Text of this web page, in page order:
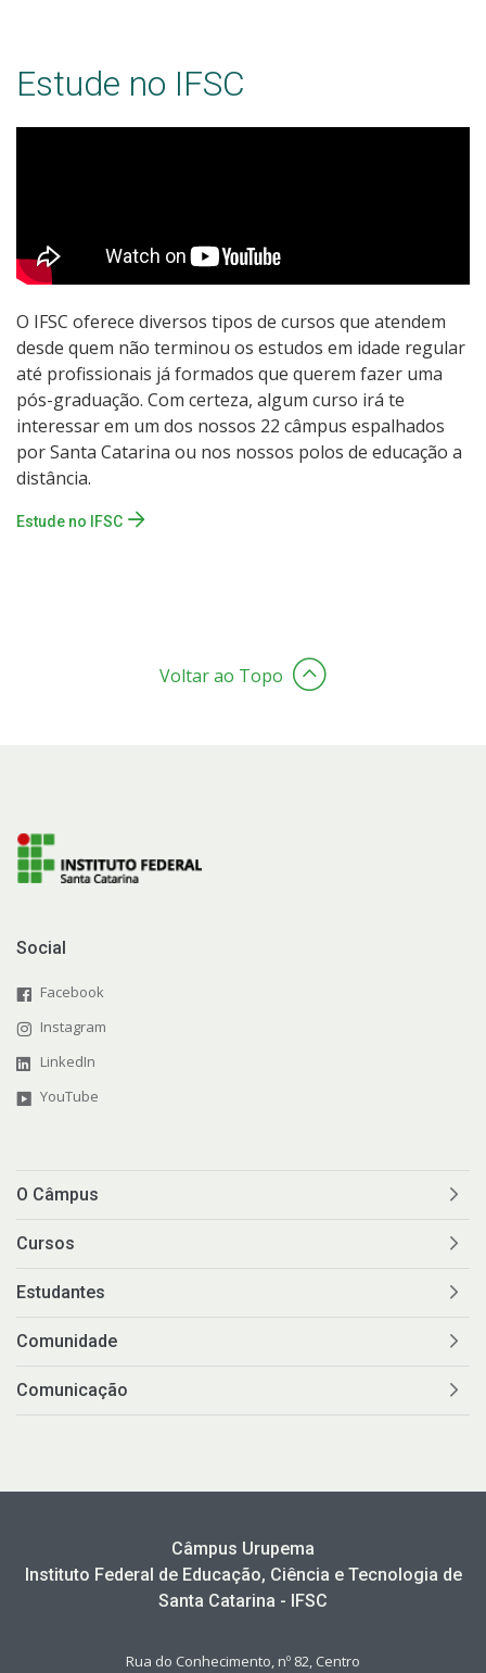
Estude no IFSC
O IFSC oferece diversos tipos de cursos que atendem
desde quem não terminou os estudos em idade regular
até profissionais já formados que querem fazer uma
pós-graduação. Com certeza, algum curso irá te
interessar em um dos nossos 22 câmpus espalhados
por Santa Catarina ou nos nossos polos de educação a
distância.
Estude no IFSC
Voltar ao Topo
Social
Facebook
Instagram
LinkedIn
YouTube
O Câmpus
Cursos
Estudantes
Comunidade
Comunicação
Câmpus Urupema
Instituto Federal de Educação, Ciência e Tecnologia de
Santa Catarina - IFSC
Rua do Conhecimento, nº 82, Centro